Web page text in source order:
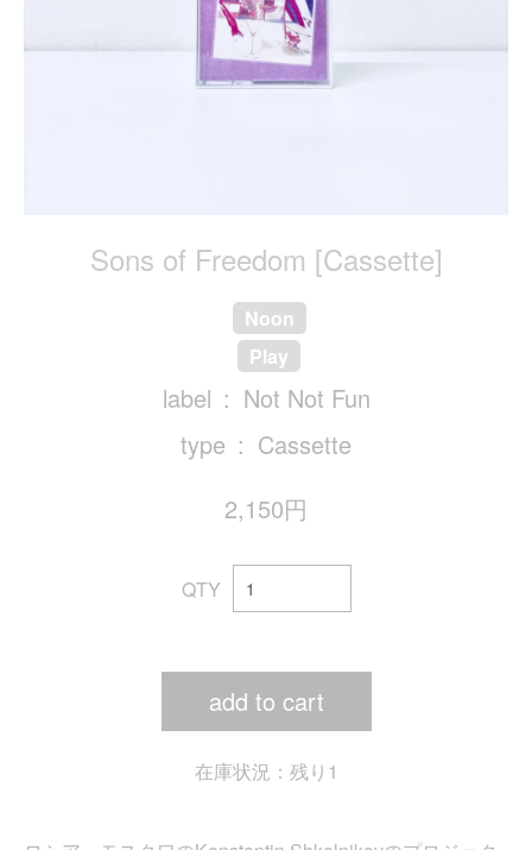
Sons of Freedom [Cassette]
Noon
Play
label
Not Not Fun
type
Cassette
2,150円
QTY
add to cart
在庫状況：残り1